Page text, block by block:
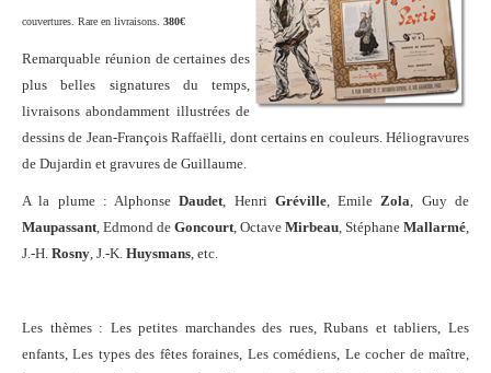
couvertures. Rare en livraisons. 380€
Remarquable réunion de certaines des
plus belles signatures du temps,
livraisons abondamment illustrées de
dessins de Jean-François Raffaëlli, dont certains en couleurs. Héliogravures
de Dujardin et gravures de Guillaume.
A la plume : Alphonse Daudet , Henri Gréville, Emile Zola , Guy de
Maupassant , Edmond de Goncourt , Octave Mirbeau , Stéphane Mallarmé
J.-H. Rosny , J.-K. Huysmans , etc.
Les thèmes : Les petites marchandes des rues, Rubans et tabliers, Les
enfants, Les types des fêtes foraines, Les comédiens, Le cocher de maître,